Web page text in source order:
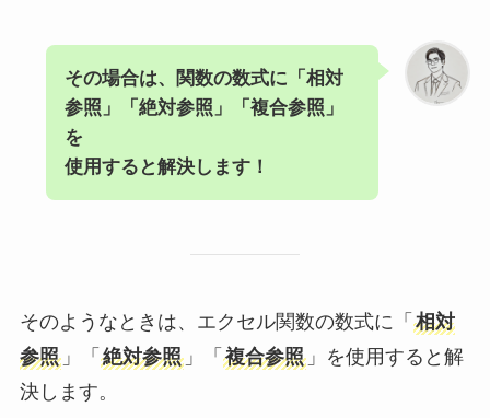
その場合は、関数の数式に「相対
参照」「絶対参照」「複合参照」
を
使用すると解決します！
そのようなときは、エクセル関数の数式に「 相対
参照」「 絶対参照」「 複合参照」を使用すると解
決します。